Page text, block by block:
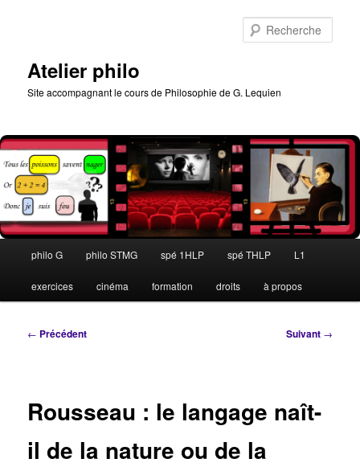
Atelier philo
Site accompagnant le cours de Philosophie de G. Lequien
principal
philo G philo STMG spé 1HLP spé THLP L1
exercices cinéma formation droits à propos
Navigation
← Précédent Suivant →
Rousseau : le langage naît-
il de la nature ou de la